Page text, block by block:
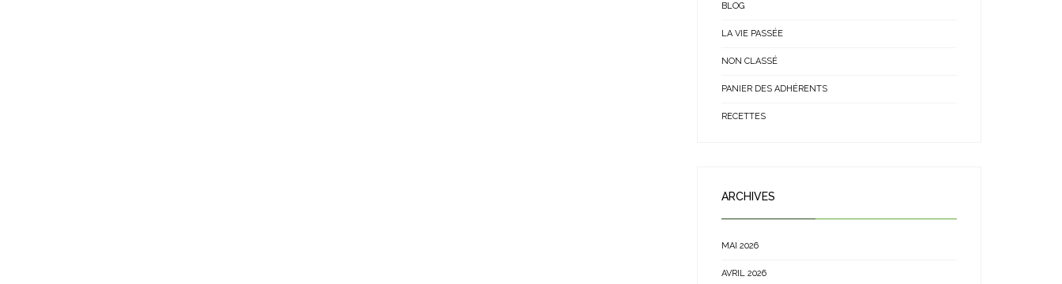
BLOG
LA VIE PASSÉE
NON CLASSÉ
PANIER DES ADHÉRENTS
RECETTES
ARCHIVES
MAI 2026
AVRIL 2026